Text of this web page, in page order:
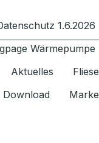
für Ratgeber
1.6.2026
Wärmepumpe
Aktuelles
Download